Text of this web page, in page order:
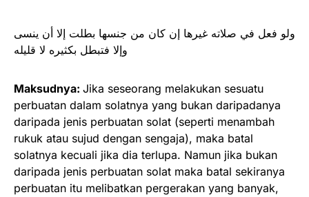
ولو فعل في صلاته غيرها إن كان من جنسها بطلت إلا أن ينسى
وإلا فتبطل بكثيره لا قليله
Maksudnya: Jika seseorang melakukan sesuatu
perbuatan dalam solatnya yang bukan daripadanya
daripada jenis perbuatan solat (seperti menambah
rukuk atau sujud dengan sengaja), maka batal
solatnya kecuali jika dia terlupa. Namun jika bukan
daripada jenis perbuatan solat maka batal sekiranya
perbuatan itu melibatkan pergerakan yang banyak,